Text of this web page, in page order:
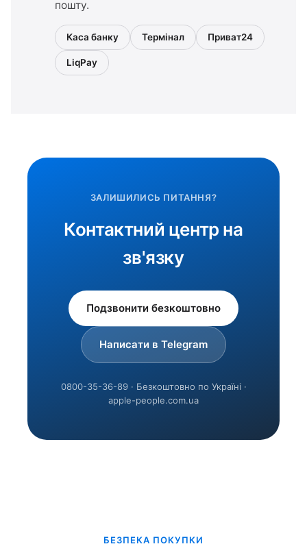
пошту.
Каса банку Термінал Приват24
LiqPay
ЗАЛИШИЛИСЬ ПИТАННЯ?
Контактний центр на
зв'язку
Подзвонити безкоштовно
Написати в Telegram
0800-35-36-89 · Безкоштовно по Україні ·
apple-people.com.ua
БЕЗПЕКА ПОКУПКИ